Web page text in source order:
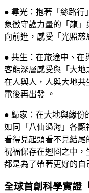
● 尋光：抱著「絲路行
象徵守護力量的「龍
向前進，感受「光照慈
● 共生：在旅途中、在
客能深層感受與「大地
在人與人，人與大地
電後再出發 。
● 歸家：在大地與緣份
如同「八仙過海」各顯
看得見起頭看不見結
祝福保存在迴圈之中
都是為了帶著更好的自
全球首創科學實證